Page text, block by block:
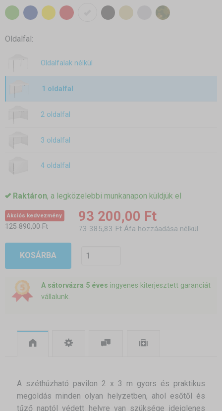
Oldalfal:
Oldalfalak nélkül
1 oldalfal
2 oldalfal
3 oldalfal
4 oldalfal
Raktáron, a legközelebbi munkanapon küldjük el
Akciós kedvezmény
125 890,00 Ft
93 200,00 Ft
73 385,83 Ft Áfa hozzáadása nélkül
KOSÁRBA
A sátorvázra 5 éves ingyenes kiterjesztett garanciát
vállalunk.
A széthúzható pavilon 2 x 3 m gyors és praktikus
megoldás minden olyan helyzetben, ahol esőtől és
tűző naptól védett helyre van szüksége ideiglenes